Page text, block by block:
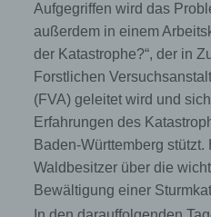
Aufgegriffen wird das
außerdem in einem
der Katastrophe?“, der in
Forstlichen
(FVA) geleitet wird und
Erfahrungen des
Baden-Württemberg
Waldbesitzer über die
Bewältigung einer
Verarbeitung ist jeder
automatisierter
oder jede solche
Zusammenhang mit
Daten wie das
Organisation, das
die Anpassung oder
Auslesen, das
Offenlegung durch
oder eine andere
Abgleich oder die
Einschränkung, das